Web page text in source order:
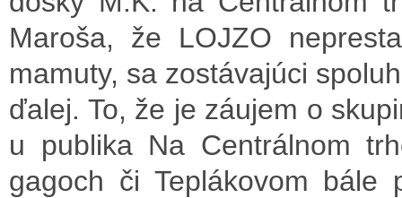
Maroša, že LOJZO
mamuty, sa zostávajúci
ďalej. To, že je záujem o
u publika Na Centrálnom
gagoch či Teplákovom